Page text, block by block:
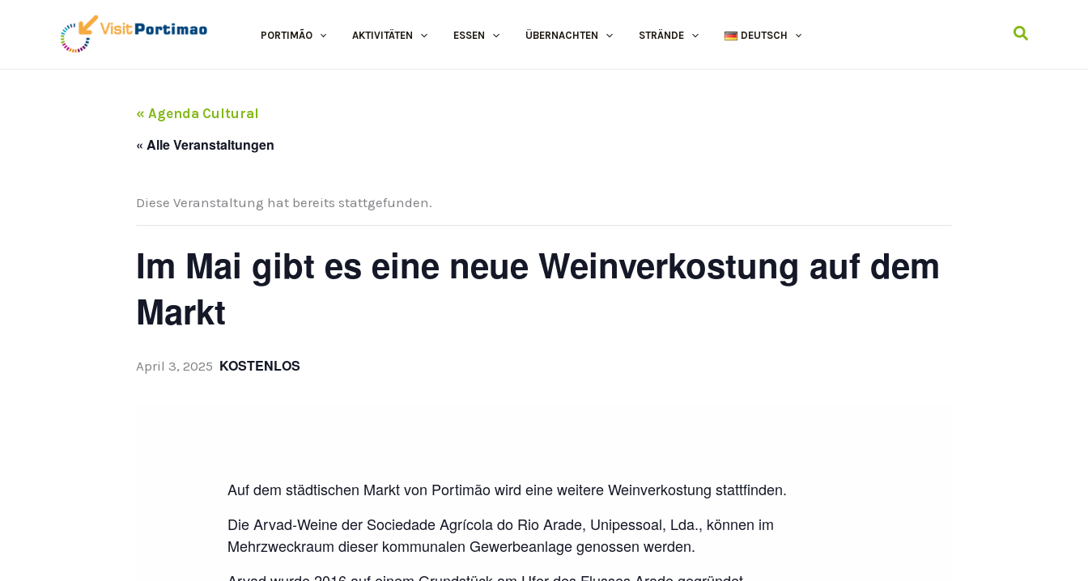
PORTIMÃO AKTIVITÄTEN ESSEN ÜBERNACHTEN STRÄNDE DEUTSCH Suchen
« Agenda Cultural
« Alle Veranstaltungen
Diese Veranstaltung hat bereits stattgefunden.
Im Mai gibt es eine neue Weinverkostung auf dem
Markt
April 3, 2025 KOSTENLOS
Auf dem städtischen Markt von Portimão wird eine weitere Weinverkostung stattfinden.
Die Arvad-Weine der Sociedade Agrícola do Rio Arade, Unipessoal, Lda., können im
Mehrzweckraum dieser kommunalen Gewerbeanlage genossen werden.